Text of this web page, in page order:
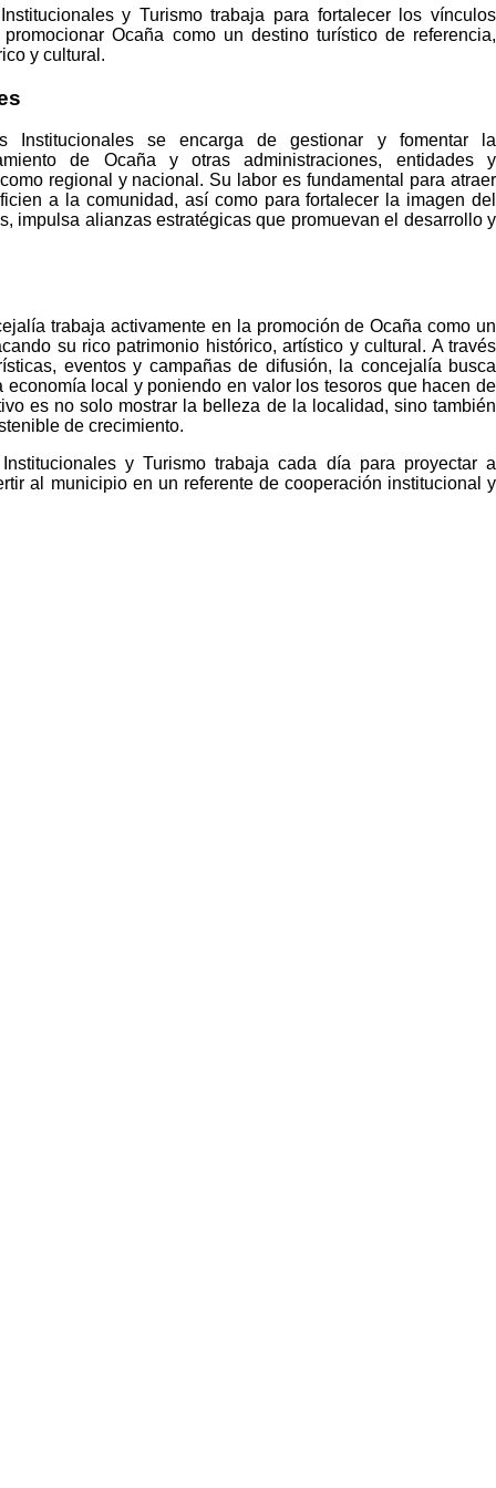
y Turismo trabaja para fortalecer los vínculos
Ocaña como un destino turístico de referencia,
y cultural.
Institucionales se encarga de gestionar y fomentar la
de Ocaña y otras administraciones, entidades y
regional y nacional. Su labor es fundamental para atraer
a la comunidad, así como para fortalecer la imagen del
impulsa alianzas estratégicas que promuevan el desarrollo y
trabaja activamente en la promoción de Ocaña como un
su rico patrimonio histórico, artístico y cultural. A través
eventos y campañas de difusión, la concejalía busca
economía local y poniendo en valor los tesoros que hacen de
es no solo mostrar la belleza de la localidad, sino también
de crecimiento.
y Turismo trabaja cada día para proyectar a
al municipio en un referente de cooperación institucional y